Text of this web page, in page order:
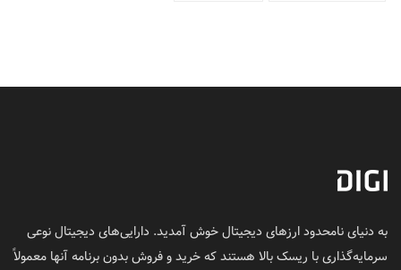
به دنیای نامحدود ارزهای دیجیتال خوش آمدید. دارایی‌های دیجیتال نوعی
سرمایه‌گذاری با ریسک بالا هستند که خرید و فروش بدون برنامه آنها معمولاً